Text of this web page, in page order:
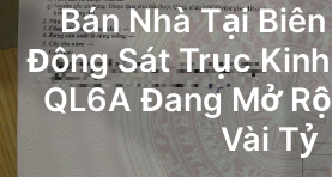
Bán Nhà Tại
Đông Sát Trục
QL6A Đang Mở
Vài Tỷ